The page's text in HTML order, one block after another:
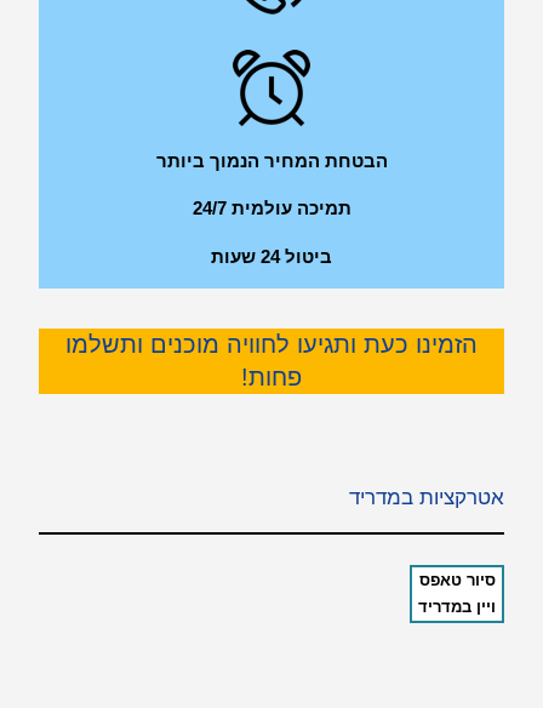
הבטחת המחיר הנמוך ביותר
תמיכה עולמית 24/7
ביטול 24 שעות
הזמינו כעת ותגיעו לחוויה מוכנים ותשלמו
פחות!
אטרקציות במדריד
סיור טאפס
ויין במדריד